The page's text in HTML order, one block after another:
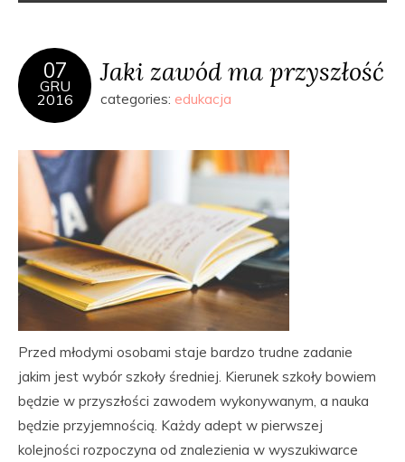
07
GRU
2016
Jaki zawód ma przyszłość
categories: edukacja
Przed młodymi osobami staje bardzo trudne zadanie
jakim jest wybór szkoły średniej. Kierunek szkoły bowiem
będzie w przyszłości zawodem wykonywanym, a nauka
będzie przyjemnością. Każdy adept w pierwszej
kolejności rozpoczyna od znalezienia w wyszukiwarce